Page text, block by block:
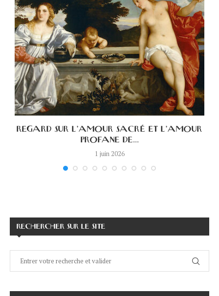
REGARD SUR L’AMOUR SACRÉ ET L’AMOUR
PROFANE DE...
1 juin 2026
RECHERCHER SUR LE SITE